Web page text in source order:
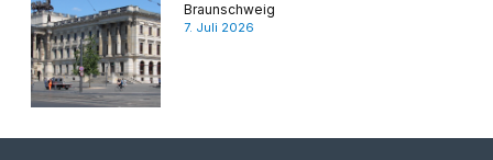
Braunschweig
7. Juli 2026